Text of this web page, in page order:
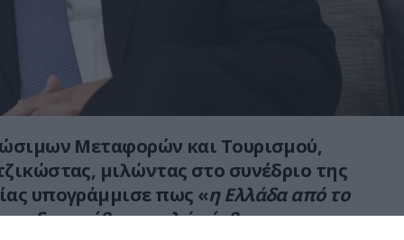
Μεταφορών και Τουρισμού,
μιλώντας στο συνέδριο της
υπογράμμισε πως «η Ελλάδα από το
, δεν στάθηκε απλώς όρθια».